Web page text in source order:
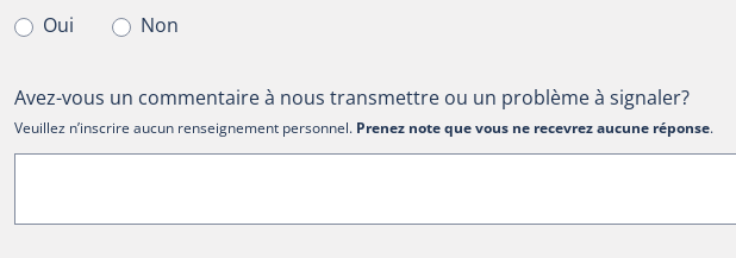
Oui
Non
Avez-vous un commentaire à nous transmettre ou un problème à signaler?
Veuillez n’inscrire aucun renseignement personnel. Prenez note que vous ne recevrez aucune réponse.